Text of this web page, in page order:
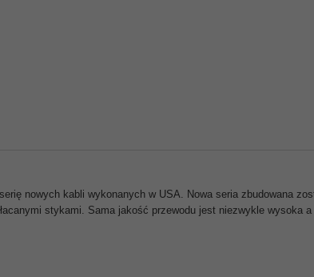
nowych kabli wykonanych w USA. Nowa seria zbudowana
stykami. Sama jakość przewodu jest niezwykle wysoka